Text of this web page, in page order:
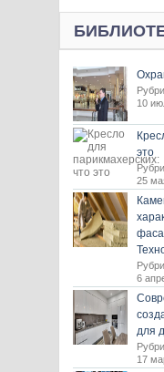
10
это
25
6
для
17